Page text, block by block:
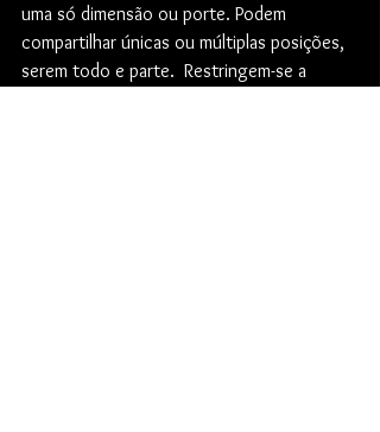
uma só dimensão ou porte. Podem
compartilhar únicas ou múltiplas posições,
serem todo e parte.  Restringem-se a